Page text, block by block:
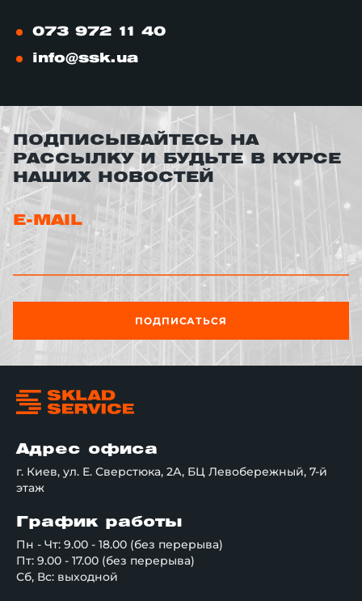
073 972 11 40
info@ssk.ua
ПОДПИСЫВАЙТЕСЬ НА
РАССЫЛКУ И БУДЬТЕ В КУРСЕ
НАШИХ НОВОСТЕЙ
E-MAIL
ПОДПИСАТЬСЯ
Адрес офиса
г. Киев, ул. Е. Сверстюка, 2А, БЦ Левобережный, 7-й
этаж
График работы
Пн - Чт: 9.00 - 18.00 (без перерыва)
Пт: 9.00 - 17.00 (без перерыва)
Сб, Вс: выходной